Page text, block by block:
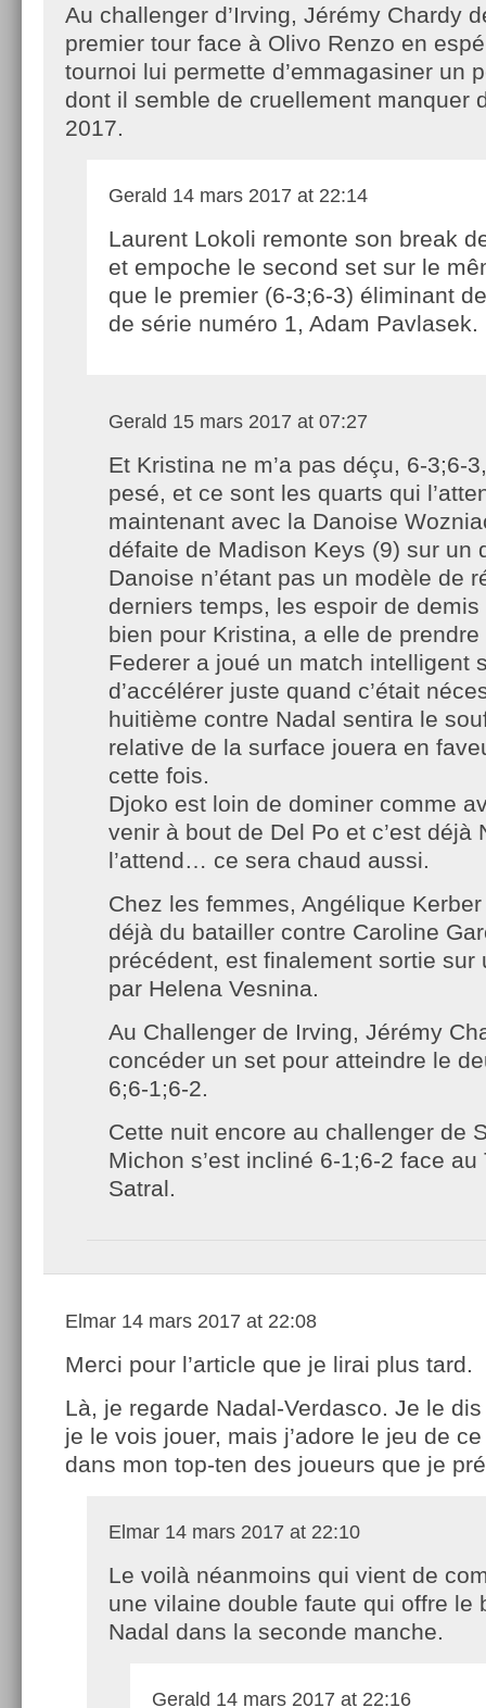
Au challenger d’Irving, Jérémy Chardy
premier tour face à Olivo Renzo en
tournoi lui permette d’emmagasiner un
dont il semble de cruellement manquer
2017.
Gerald 14 mars 2017 at 22:14
Laurent Lokoli remonte son break
et empoche le second set sur le
que le premier (6-3;6-3) éliminant
de série numéro 1, Adam Pavlasek.
Gerald 15 mars 2017 at 07:27
Et Kristina ne m’a pas déçu, 6-3;6-
pesé, et ce sont les quarts qui
maintenant avec la Danoise
défaite de Madison Keys (9) sur un
Danoise n’étant pas un modèle de
derniers temps, les espoir de
bien pour Kristina, a elle de
Federer a joué un match intelligent
d’accélérer juste quand c’était
huitième contre Nadal sentira le
relative de la surface jouera en
cette fois.
Djoko est loin de dominer comme
venir à bout de Del Po et c’est déjà
l’attend… ce sera chaud aussi.
Chez les femmes, Angélique
déjà du batailler contre Caroline
précédent, est finalement sortie sur
par Helena Vesnina.
Au Challenger de Irving, Jérémy
concéder un set pour atteindre le
6;6-1;6-2.
Cette nuit encore au challenger de
Michon s’est incliné 6-1;6-2 face au
Satral.
Elmar 14 mars 2017 at 22:08
Merci pour l’article que je lirai plus tard.
Là, je regarde Nadal-Verdasco. Je le
je le vois jouer, mais j’adore le jeu de
dans mon top-ten des joueurs que je
Elmar 14 mars 2017 at 22:10
Le voilà néanmoins qui vient de
une vilaine double faute qui offre le
Nadal dans la seconde manche.
Gerald 14 mars 2017 at 22:16